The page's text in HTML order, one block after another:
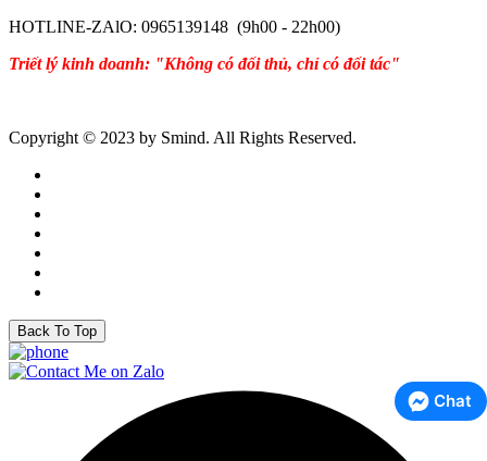
HOTLINE-ZAlO: 0965139148 (9h00 - 22h00)
Triết lý kinh doanh: "Không có đối thủ, chỉ có đối tác"
Copyright © 2023 by Smind. All Rights Reserved.
Back To Top
Chat